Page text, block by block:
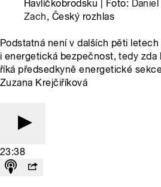
Havlíčkobrodsku | Foto: Daniel
Zach, Český rozhlas
Podstatná není v dalších pěti
i energetická bezpečnost, tedy zda
říká předsedkyně energetické
Zuzana Krejčiříková
23:38